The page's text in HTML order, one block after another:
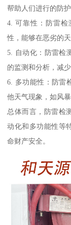
帮助人们进行的防护
4. 可靠性：防雷
性，能够在恶劣的
5. 自动化：防雷检
的监测和分析，减
6. 多功能性：防雷
他天气现象，如风
总体而言，防雷检
动化和多功能性等
命财产安全。